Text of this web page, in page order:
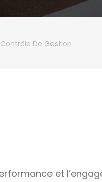
Contrôle De Gestion
et